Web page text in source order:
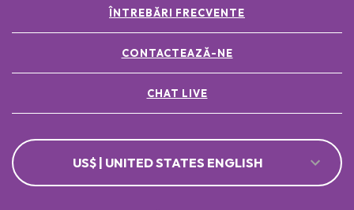
ÎNTREBĂRI FRECVENTE
CONTACTEAZĂ-NE
CHAT LIVE
US$ | UNITED STATES ENGLISH